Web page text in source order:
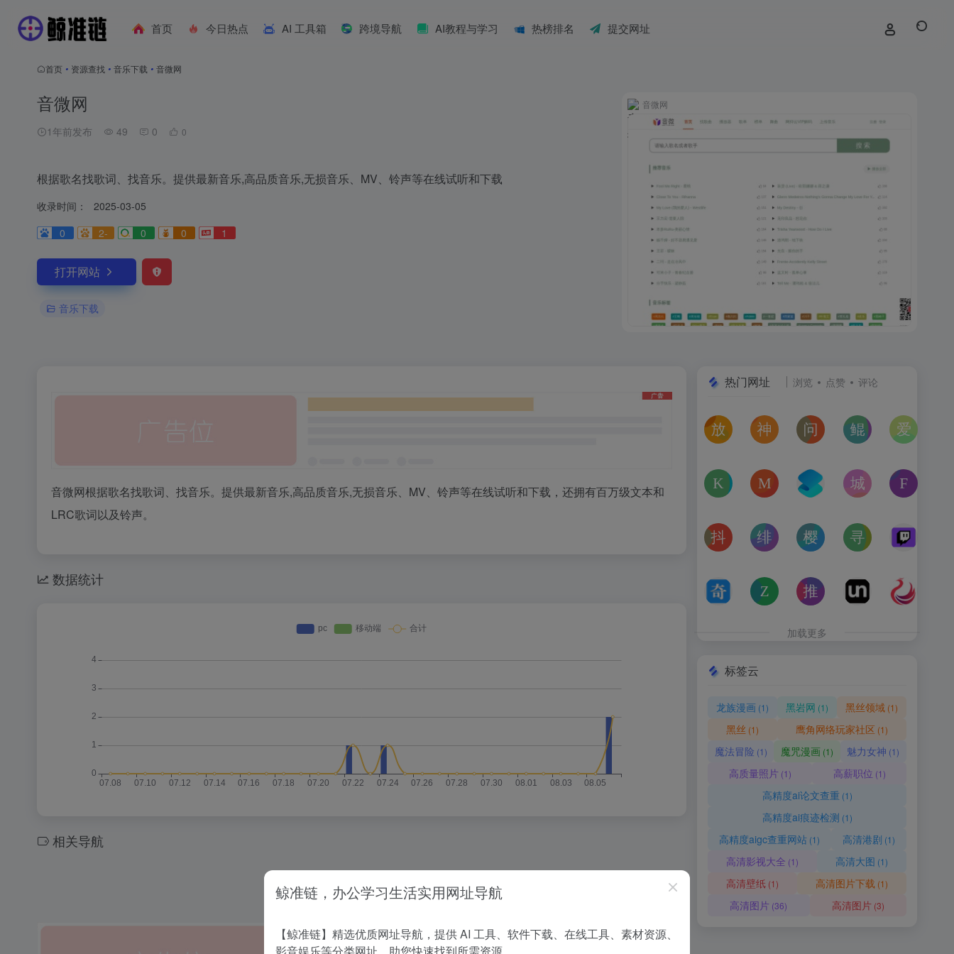
首页 今日热点 AI 工具箱 跨境导航 AI教程与学习 热榜排名 提交网址
首页 • 资源查找 • 音乐下载 • 音微网
音微网
1年前发布 49 0 0
根据歌名找歌词、找音乐。提供最新音乐,高品质音乐,无损音乐、MV、铃声等在线试听和下载
收录时间：
2025-03-05
0
2- 0 0 1
打开网站
音乐下载
音微网
音微网根据歌名找歌词、找音乐。提供最新音乐,高品质音乐,无损音乐、MV、铃声等在线试听和下载，还拥有百万级文本和
LRC歌词以及铃声。
数据统计
相关导航
没有相关内容!
热门网址 浏览 点赞 评论
放屁音乐网
在线免费下载全网MP3付费歌曲
神仙代售
神仙代售，专注于游戏账号交易平台多年
问卷星
免费使用问卷星创建问卷调查
鲲Galgame论坛
一个专注于二次元
kagurafan
游戏补丁分享网站
MCBBS
MCBBS我的世界中文论坛官网入口
转换云
转换云（
城市交通健康榜
高德地图中国主要
抖音课堂
抖音旗下综合学习平台，覆盖抖音、今日头条、西瓜视
绯月论坛
绯月是一个以动漫、游戏、音乐、绘画等为
樱之空动漫
樱之空动漫是一个专为动漫爱
寻宝天行
完美世界官方授权
奇书网
TXT电子书免费下载,TXT全集下载,小说TXT下载,全本完
Zoom Earth
Zoom Earth风暴追踪器，实时天气和卫星图
推次元
推次元a2cy.com(T站)是以
Unblast – 免费
Unblast是免费设
加载更多
标签云
龙族漫画 (1) 黑岩网 (1) 黑丝领域 (1)
黑丝 (1) 鹰角网络玩家社区 (1)
魔法冒险 (1) 魔咒漫画(1) 魅力女神 (1)
高质量照片(1) 高薪职位 (1)
高精度ai论文查重 (1)
高精度ai痕迹检测 (1)
高精度aigc查重网站 (1) 高清港剧 (1)
高清影视大全 (1) 高清大图 (1)
高清壁纸 (1) 高清图片下载 (1)
高清图片 (36) 高清图片(3)
鲸准链，办公学习生活实用网址导航
【鲸准链】精选优质网址导航，提供 AI 工具、软件下载、在线工具、素材资源、
影音娱乐等分类网址，助您快速找到所需资源。